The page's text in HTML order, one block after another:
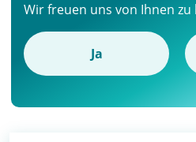
Wir freuen uns von Ihnen zu
Ja